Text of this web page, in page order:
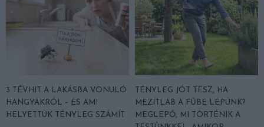
3 TÉVHIT A LAKÁSBA VONULÓ
HANGYÁKRÓL – ÉS AMI
HELYETTÜK TÉNYLEG SZÁMÍT
TÉNYLEG JÓT TESZ, HA
MEZÍTLÁB A FŰBE LÉPÜNK?
MEGLEPŐ, MI TÖRTÉNIK A